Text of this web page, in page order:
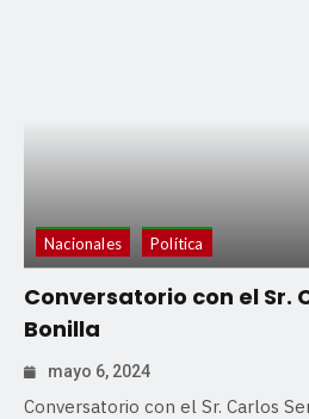
Nacionales Política
Conversatorio con el Sr.
Bonilla
mayo 6, 2024
Conversatorio con el Sr. Carlos